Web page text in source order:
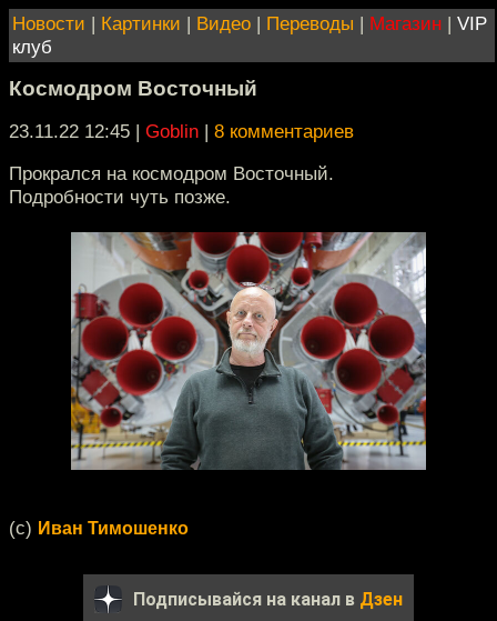
Новости | Картинки | Видео | Переводы | Магазин | VIP
клуб
Космодром Восточный
23.11.22 12:45 | Goblin | 8 комментариев
Прокрался на космодром Восточный.
Подробности чуть позже.
(с) Иван Тимошенко
Подписывайся на канал в Дзен